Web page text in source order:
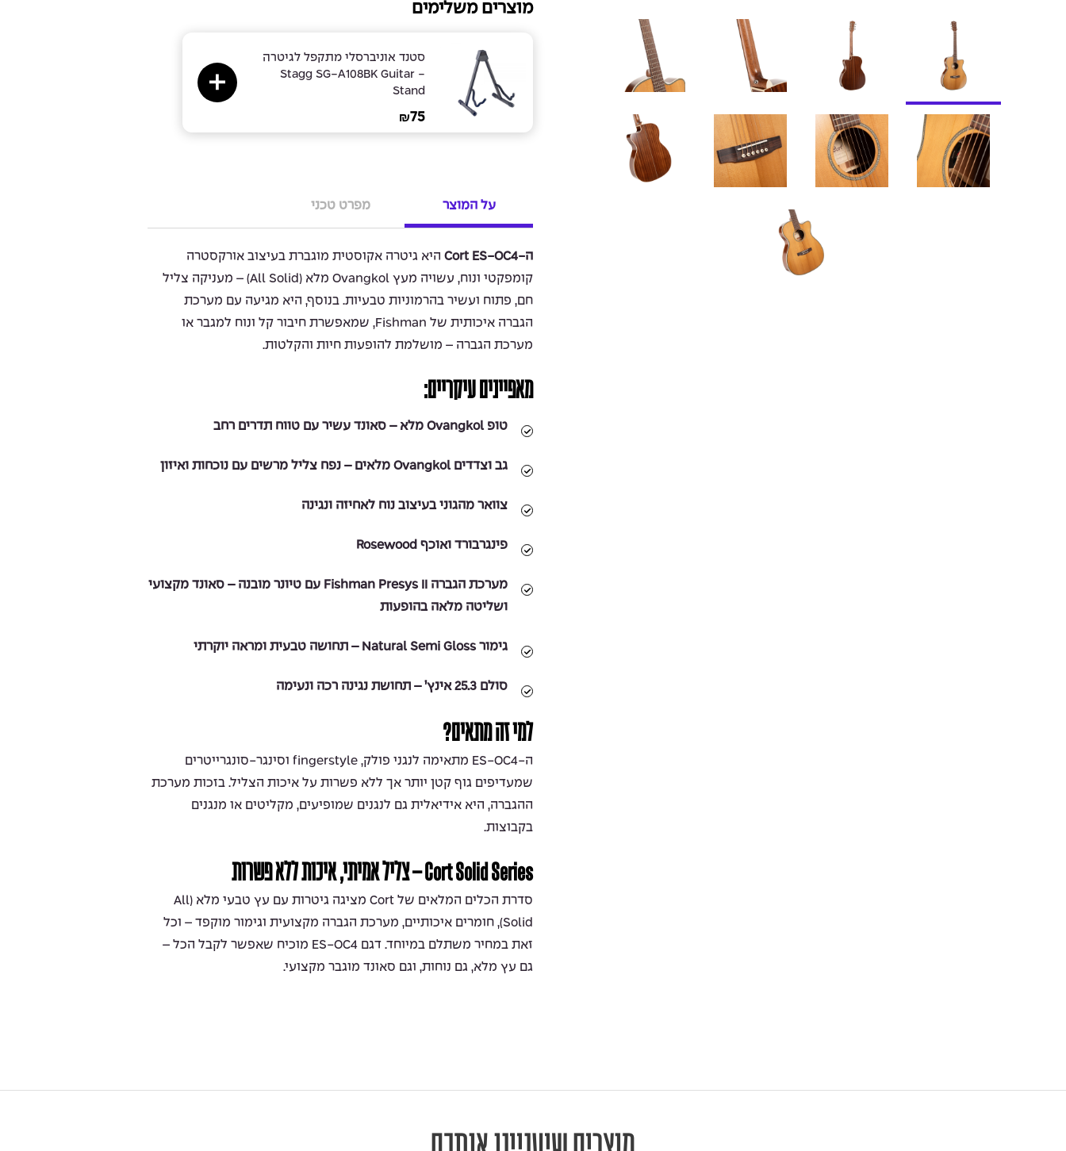
מוצרים משלימים
סטנד אוניברסלי מתקפל לגיטרה
- Stagg SG-A108BK Guitar
Stand
₪75
על המוצר מפרט טכני
ה-Cort ES-OC4
היא גיטרה אקוסטית מוגברת בעיצוב אורקסטרה
קומפקטי ונוח, עשויה מעץ Ovangkol מלא (All Solid) – מעניקה צליל
חם, פתוח ועשיר בהרמוניות טבעיות. בנוסף, היא מגיעה עם מערכת
הגברה איכותית של Fishman, שמאפשרת חיבור קל ונוח למגבר או
מערכת הגברה – מושלמת להופעות חיות והקלטות.
מאפיינים עיקריים:
טופ Ovangkol מלא – סאונד עשיר עם טווח תדרים רחב
גב וצדדים Ovangkol מלאים – נפח צליל מרשים עם נוכחות ואיזון
צוואר מהגוני בעיצוב נוח לאחיזה ונגינה
פינגרבורד ואוכף Rosewood
מערכת הגברה Fishman Presys II עם טיונר מובנה – סאונד מקצועי
ושליטה מלאה בהופעות
גימור Natural Semi Gloss – תחושה טבעית ומראה יוקרתי
סולם 25.3 אינץ’ – תחושת נגינה רכה ונעימה
למי זה מתאים?
ה-ES-OC4 מתאימה לנגני פולק, fingerstyle וסינגר-סונגרייטרים
שמעדיפים גוף קטן יותר אך ללא פשרות על איכות הצליל. בזכות מערכת
ההגברה, היא אידיאלית גם לנגנים שמופיעים, מקליטים או מנגנים
בקבוצות.
Cort Solid Series – צליל אמיתי, איכות ללא פשרות
סדרת הכלים המלאים של Cort מציגה גיטרות עם עץ טבעי מלא (All
Solid), חומרים איכותיים, מערכת הגברה מקצועית וגימור מוקפד – וכל
זאת במחיר משתלם במיוחד. דגם ES-OC4 מוכיח שאפשר לקבל הכל –
גם עץ מלא, גם נוחות, וגם סאונד מוגבר מקצועי.